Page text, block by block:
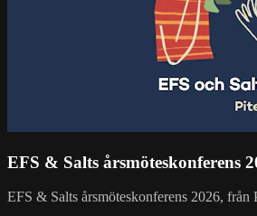
EFS & Salts årsmöteskonferens
EFS & Salts årsmöteskonferens 2026, från